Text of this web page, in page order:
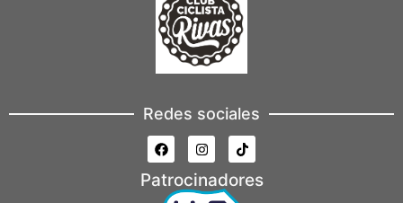
Redes sociales
Patrocinadores